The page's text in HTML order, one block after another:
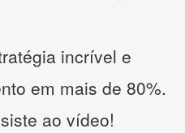
incrível e
em mais de 80%.
ao vídeo!